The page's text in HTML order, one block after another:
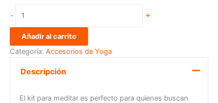
- +
Añadir al carrito
Categoría: Accesorios de Yoga
Descripción
El kit para meditar es perfecto para quienes buscan